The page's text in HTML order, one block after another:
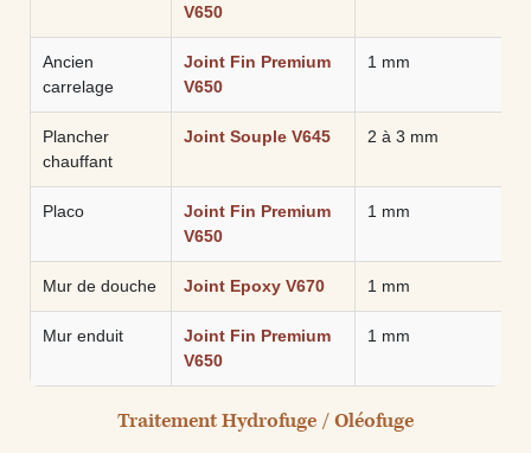
V650
Ancien
carrelage
Joint Fin Premium
V650
1 mm
Plancher
chauffant
Joint Souple V645 2 à 3 mm
Placo
Joint Fin Premium
V650
1 mm
Mur de douche Joint Epoxy V670 1 mm
Mur enduit
Joint Fin Premium
V650
1 mm
Traitement Hydrofuge / Oléofuge